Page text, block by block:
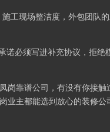
工现场整洁度，外包团队
诺必须写进补充协议，拒绝
岗靠谱公司，有没有你接触
业主都能选到放心的装修公